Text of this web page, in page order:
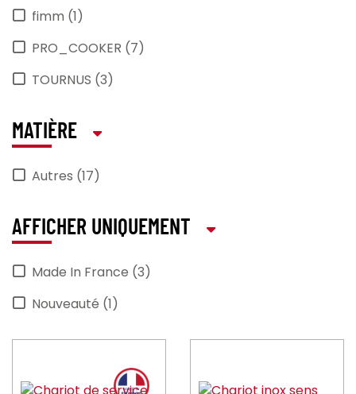
fimm (1)
PRO_COOKER (7)
TOURNUS (3)
MATIÈRE
Autres (17)
AFFICHER UNIQUEMENT
Made In France (3)
Nouveauté (1)